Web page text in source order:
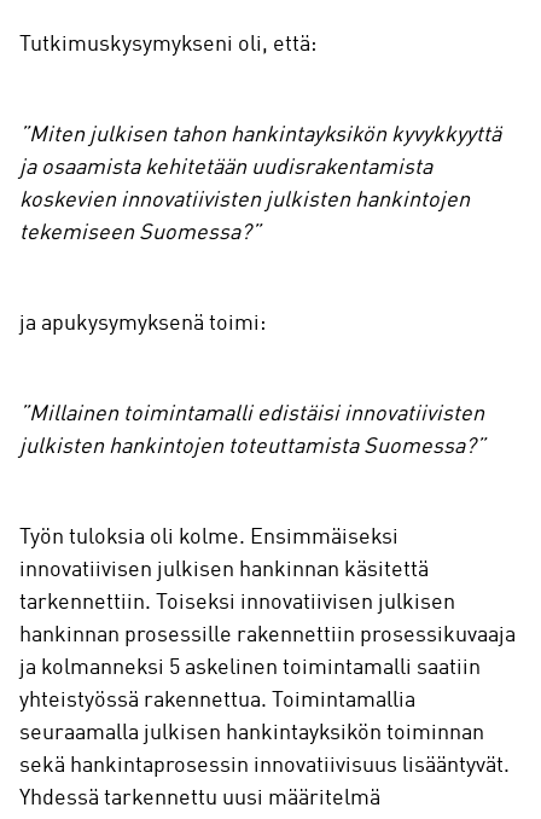
Tutkimuskysymykseni oli, että:
”Miten julkisen tahon hankintayksikön kyvykkyyttä
ja osaamista kehitetään uudisrakentamista
koskevien innovatiivisten julkisten hankintojen
tekemiseen Suomessa?”
ja apukysymyksenä toimi:
”Millainen toimintamalli edistäisi innovatiivisten
julkisten hankintojen toteuttamista Suomessa?”
Työn tuloksia oli kolme. Ensimmäiseksi
innovatiivisen julkisen hankinnan käsitettä
tarkennettiin. Toiseksi innovatiivisen julkisen
hankinnan prosessille rakennettiin prosessikuvaaja
ja kolmanneksi 5 askelinen toimintamalli saatiin
yhteistyössä rakennettua. Toimintamallia
seuraamalla julkisen hankintayksikön toiminnan
sekä hankintaprosessin innovatiivisuus lisääntyvät.
Yhdessä tarkennettu uusi määritelmä